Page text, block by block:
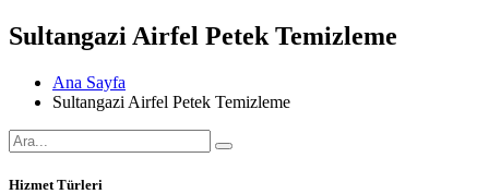
Sultangazi Airfel Petek Temizleme
Ana Sayfa
Sultangazi Airfel Petek Temizleme
Hizmet Türleri